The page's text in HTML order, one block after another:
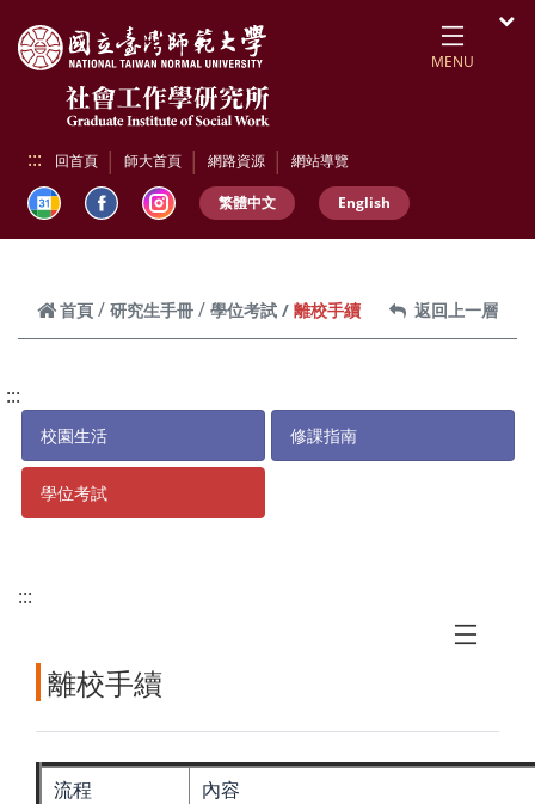
MENU
::: 回首頁 師大首頁 網路資源 網站導覽
繁體中文 English
首頁 研究生手冊 學位考試 離校手續 返回上一層
:::
校園生活 修課指南
學位考試
:::
離校手續
流程 內容